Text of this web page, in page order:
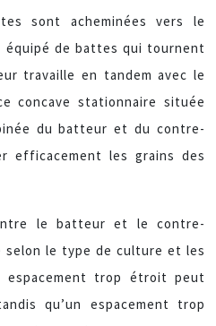
sont acheminées vers le
de battes qui tournent
travaille en tandem avec le
concave stationnaire située
du batteur et du contre-
efficacement les grains des
le batteur et le contre-
le type de culture et les
espacement trop étroit peut
qu’un espacement trop